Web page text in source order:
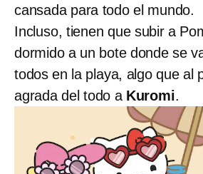
cansada para todo el mundo.
Incluso, tienen que subir a
dormido a un bote donde se
todos en la playa, algo que al
agrada del todo a Kuromi.